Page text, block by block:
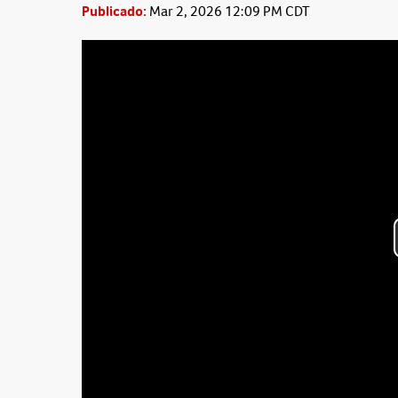
Publicado: Mar 2, 2026 12:09 PM CDT